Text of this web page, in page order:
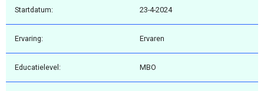
Startdatum: 23-4-2024
Ervaring: Ervaren
Educatielevel: MBO